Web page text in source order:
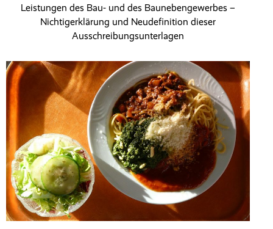
Leistungen des Bau- und des Baunebengewerbes –
Nichtigerklärung und Neudefinition dieser
Ausschreibungsunterlagen